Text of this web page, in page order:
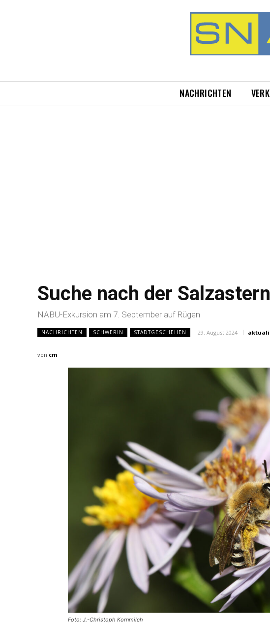
NACHRICHTEN
Suche nach der
NABU-Exkursion am 7. September auf Rügen
NACHRICHTEN SCHWERIN STADTGESCHEHEN 29. August 2024
von cm
Foto: J.-Christoph Kornmilch